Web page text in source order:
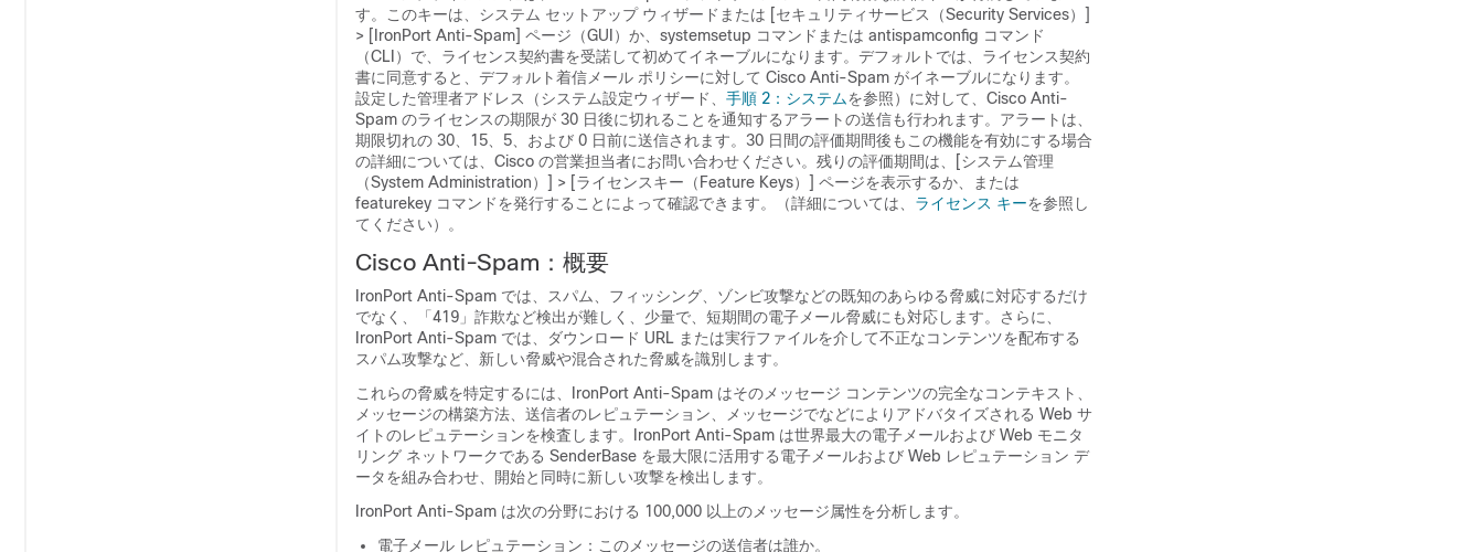
す。このキーは、システム セットアップ ウィザードまたは [セキュリティサービス（Security Services）]
> [IronPort Anti-Spam] ページ（GUI）か、systemsetup コマンドまたは antispamconfig コマンド
（CLI）で、ライセンス契約書を受諾して初めてイネーブルになります。デフォルトでは、ライセンス契約
書に同意すると、デフォルト着信メール ポリシーに対して Cisco Anti-Spam がイネーブルになります。
設定した管理者アドレス（システム設定ウィザード、 手順 2：システムを参照）に対して、Cisco Anti-
Spam のライセンスの期限が 30 日後に切れることを通知するアラートの送信も行われます。アラートは、
期限切れの 30、15、5、および 0 日前に送信されます。30 日間の評価期間後もこの機能を有効にする場合
の詳細については、Cisco の営業担当者にお問い合わせください。残りの評価期間は、[システム管理
（System Administration）] > [ライセンスキー（Feature Keys）] ページを表示するか、または
featurekey コマンドを発行することによって確認できます。（詳細については、 ライセンス キーを参照し
てください）。
Cisco Anti-Spam：概要
IronPort Anti-Spam では、スパム、フィッシング、ゾンビ攻撃などの既知のあらゆる脅威に対応するだけ
でなく、「419」詐欺など検出が難しく、少量で、短期間の電子メール脅威にも対応します。さらに、
IronPort Anti-Spam では、ダウンロード URL または実行ファイルを介して不正なコンテンツを配布する
スパム攻撃など、新しい脅威や混合された脅威を識別します。
これらの脅威を特定するには、IronPort Anti-Spam はそのメッセージ コンテンツの完全なコンテキスト、
メッセージの構築方法、送信者のレピュテーション、メッセージでなどによりアドバタイズされる Web サ
イトのレピュテーションを検査します。IronPort Anti-Spam は世界最大の電子メールおよび Web モニタ
リング ネットワークである SenderBase を最大限に活用する電子メールおよび Web レピュテーション デ
ータを組み合わせ、開始と同時に新しい攻撃を検出します。
IronPort Anti-Spam は次の分野における 100,000 以上のメッセージ属性を分析します。
電子メール レピュテーション：このメッセージの送信者は誰か。